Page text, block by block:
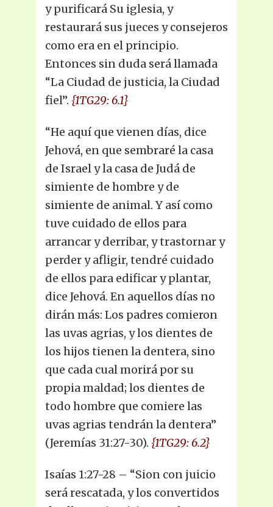
y purificará Su iglesia, y
restaurará sus jueces y consejeros
como era en el principio.
Entonces sin duda será llamada
“La Ciudad de justicia, la Ciudad
fiel”. {1TG29: 6.1}
“He aquí que vienen días, dice
Jehová, en que sembraré la casa
de Israel y la casa de Judá de
simiente de hombre y de
simiente de animal. Y así como
tuve cuidado de ellos para
arrancar y derribar, y trastornar y
perder y afligir, tendré cuidado
de ellos para edificar y plantar,
dice Jehová. En aquellos días no
dirán más: Los padres comieron
las uvas agrias, y los dientes de
los hijos tienen la dentera, sino
que cada cual morirá por su
propia maldad; los dientes de
todo hombre que comiere las
uvas agrias tendrán la dentera”
(Jeremías 31:27-30). {1TG29: 6.2}
Isaías 1:27-28 – “Sion con juicio
será rescatada, y los convertidos